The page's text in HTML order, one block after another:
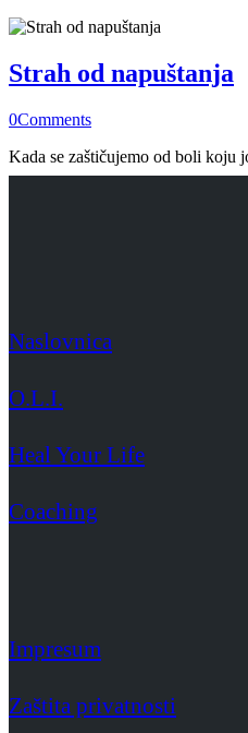
Strah od napuštanja
0Comments
Kada se zaštičujemo od boli koju
Naslovnica
O.L.I.
Heal Your Life
Coaching
Impresum
Zaštita privatnosti